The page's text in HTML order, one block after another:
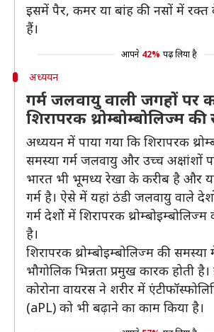
इसमें पैर, कमर या बांह की नसों में
हैं।
आपने 42% पढ़ लिया है
अध्ययन
गर्म जलवायु वाली जगहों पर
शिरापरक थ्रोम्बोम्बोलिज्म
अध्ययन में पाया गया कि शिरापरक
समस्या गर्म जलवायु और उच्च अक्षांशों
भारत भी भूमध्य रेखा के करीब है और
गर्म है। ऐसे में यहां ठंडी जलवायु वाले
गर्म देशोें में शिरापरक
है।
शिरापरक थ्रोम्बोइम्बोलिज्म की
भौगोलिक भिन्नता प्रमुख कारक होती
कोरोना वायरस ने शरीर में
(aPL) को भी बढ़ाने का काम किया है।